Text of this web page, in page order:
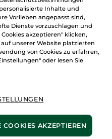
30€
11/08 und dem 12/08
zurück
und zzgl. Versandkosten in
UNSERE ANGEBOTS-
Inhalte und
Vorlieben angepasst sind,
Dienste vorzuschlagen und
akzeptieren" klicken,
unserer Website platzierten
von Cookies zu erfahren,
oder lesen Sie
COOKIES AKZEPTIEREN